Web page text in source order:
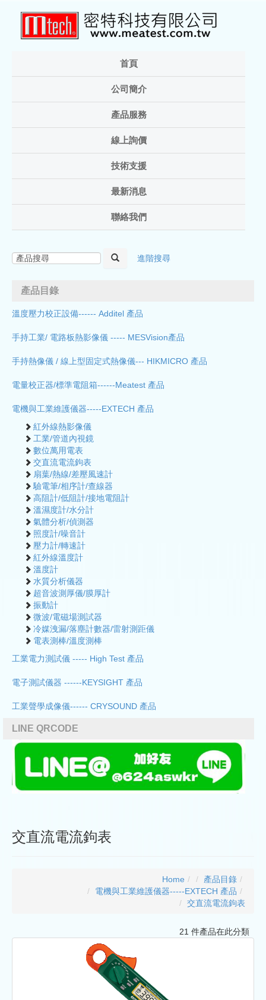
首頁
公司簡介
產品服務
線上詢價
技術支援
最新消息
聯絡我們
進階搜尋
產品目錄
溫度壓力校正設備------ Additel 產品
手持工業/ 電路板熱影像儀 ----- MESVision產品
手持熱像儀 / 線上型固定式熱像儀--- HIKMICRO 產品
電量校正器/標準電阻箱------Meatest 產品
電機與工業維護儀器-----EXTECH 產品
紅外線熱影像儀
工業/管道內視鏡
數位萬用電表
交直流電流鉤表
扇葉/熱線/差壓風速計
驗電筆/相序計/查線器
高阻計/低阻計/接地電阻計
溫濕度計/水分計
氣體分析/偵測器
照度計/噪音計
壓力計/轉速計
紅外線溫度計
溫度計
水質分析儀器
超音波測厚儀/膜厚計
振動計
微波/電磁場測試器
冷媒洩漏/落塵計數器/雷射測距儀
電表測棒/溫度測棒
工業電力測試儀 ----- High Test 產品
電子測試儀器 ------KEYSIGHT 產品
工業聲學成像儀------ CRYSOUND 產品
LINE QRCODE
交直流電流鉤表
Home / 產品目錄 /
電機與工業維護儀器-----EXTECH 產品 /
交直流電流鉤表
21 件產品在此分類